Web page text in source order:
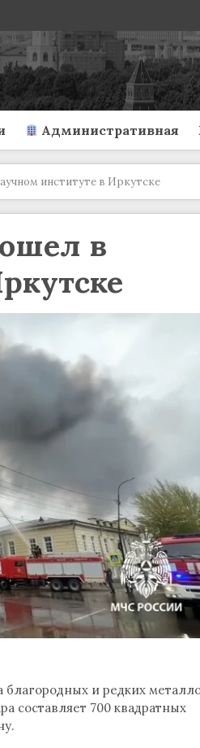
Административная
институте в Иркутске
в
благородных и редких
составляет 700 квадратных